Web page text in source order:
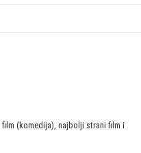
(komedija), najbolji strani film i